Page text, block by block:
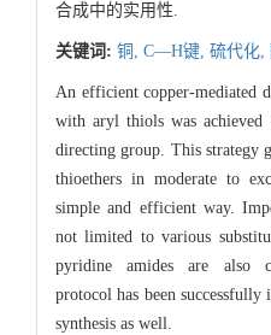
合成中的实用性.
关键词: 铜, C—H键, 硫代化,
An efficient copper-mediated
with aryl thiols was achieved
directing group. This strategy
thioethers in moderate to
simple and efficient way.
not limited to various
pyridine amides are also
protocol has been
synthesis as well.